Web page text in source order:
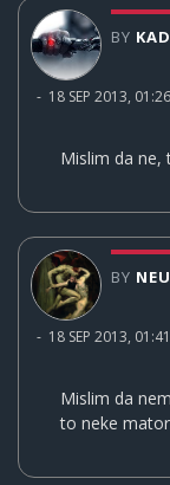
BY
- 18 SEP 2013, 01:26
Mislim da ne,
BY
- 18 SEP 2013, 01:41
Mislim da
to neke